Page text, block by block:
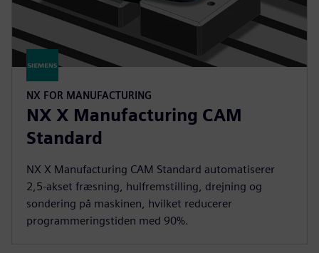
NX FOR MANUFACTURING
NX X Manufacturing CAM
Standard
NX X Manufacturing CAM Standard automatiserer
2,5-akset fræsning, hulfremstilling, drejning og
sondering på maskinen, hvilket reducerer
programmeringstiden med 90%.